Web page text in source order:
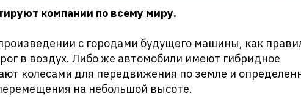
компании по всему миру.
с городами будущего машины, как
в воздух. Либо же автомобили имеют гибридное
колесами для передвижения по земле и
на небольшой высоте.